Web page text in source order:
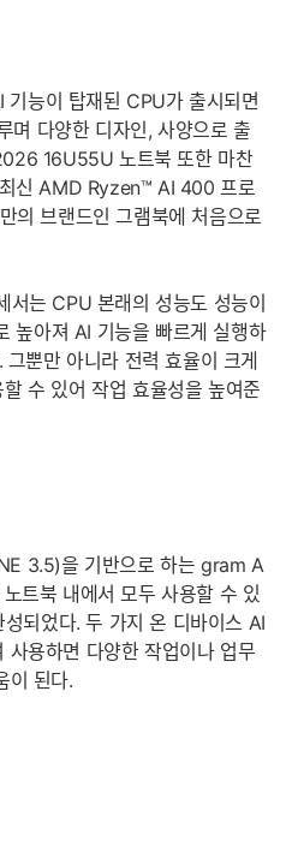
기능이 탑재된 CPU가 출시되면
며 다양한 디자인, 사양으로 출
16U55U 노트북 또한 마찬
신 AMD Ryzen™ AI 400 프로
의 브랜드인 그램북에 처음으로
는 CPU 본래의 성능도 성능이
높아져 AI 기능을 빠르게 실행하
뿐만 아니라 전력 효율이 크게
수 있어 작업 효율성을 높여준
3.5)을 기반으로 하는 gram A
트북 내에서 모두 사용할 수 있
되었다. 두 가지 온 디바이스 AI
사용하면 다양한 작업이나 업무
이 된다.